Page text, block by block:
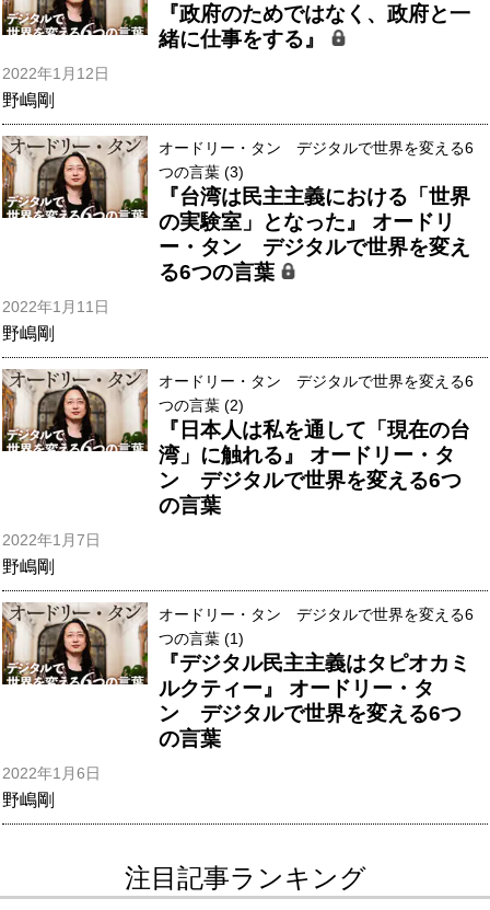
『政府のためではなく、政府と一
緒に仕事をする』
2022年1月12日
野嶋剛
オードリー・タン デジタルで世界を変える6
つの言葉 (3)
『台湾は民主主義における「世界
の実験室」となった』 オードリ
ー・タン デジタルで世界を変え
る6つの言葉
2022年1月11日
野嶋剛
オードリー・タン デジタルで世界を変える6
つの言葉 (2)
『日本人は私を通して「現在の台
湾」に触れる』 オードリー・タ
ン デジタルで世界を変える6つ
の言葉
2022年1月7日
野嶋剛
オードリー・タン デジタルで世界を変える6
つの言葉 (1)
『デジタル民主主義はタピオカミ
ルクティー』 オードリー・タ
ン デジタルで世界を変える6つ
の言葉
2022年1月6日
野嶋剛
注目記事ランキング